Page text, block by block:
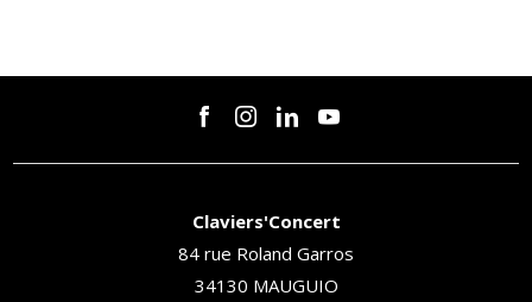
Claviers'Concert
84 rue Roland Garros
34130 MAUGUIO